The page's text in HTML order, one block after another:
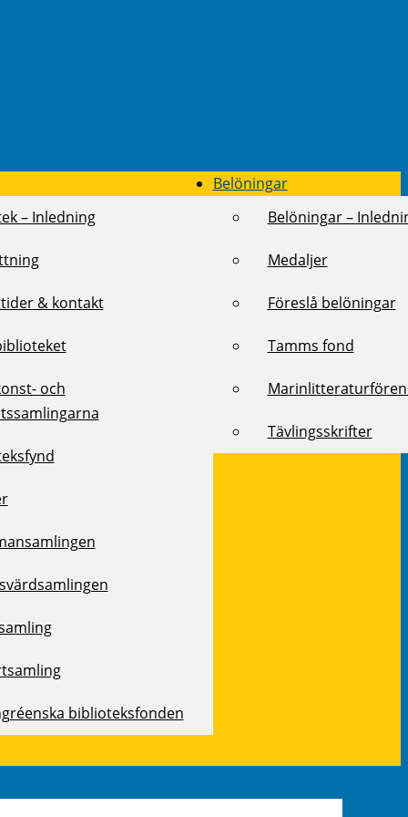
– Inledning
& kontakt
och
biblioteksfonden
Belöningar
Belöningar –
Medaljer
Föreslå belöningar
Tamms fond
Tävlingsskrifter